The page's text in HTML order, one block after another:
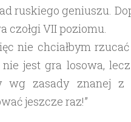
ruskiego geniuszu.
czołgi VII poziomu.
nie chciałbym
jest gra losowa,
wg zasady znanej z
jeszcze raz!”